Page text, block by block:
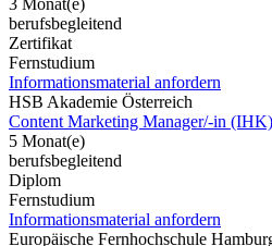
3 Monat(e)
berufsbegleitend
Zertifikat
Fernstudium
Informationsmaterial anfordern
HSB Akademie Österreich
Content Marketing Manager/-in
5 Monat(e)
berufsbegleitend
Diplom
Fernstudium
Informationsmaterial anfordern
Europäische Fernhochschule